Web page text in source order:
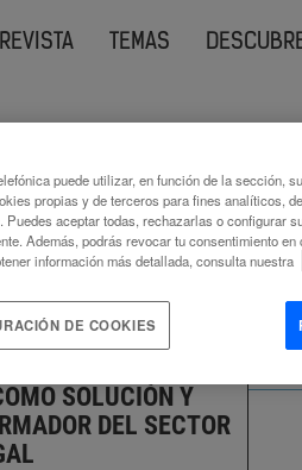
REVISTA TEMAS
SOLUCIÓN Y
DEL SECTOR
puede utilizar, en función de la sección,
propias y de terceros para fines analíticos,
Puedes aceptar todas, rechazarlas o configurar
Además, podrás revocar tu consentimiento
información más detallada, consulta nuestra
DE COOKIES